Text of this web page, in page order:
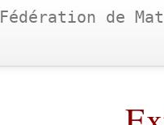
Fédération de